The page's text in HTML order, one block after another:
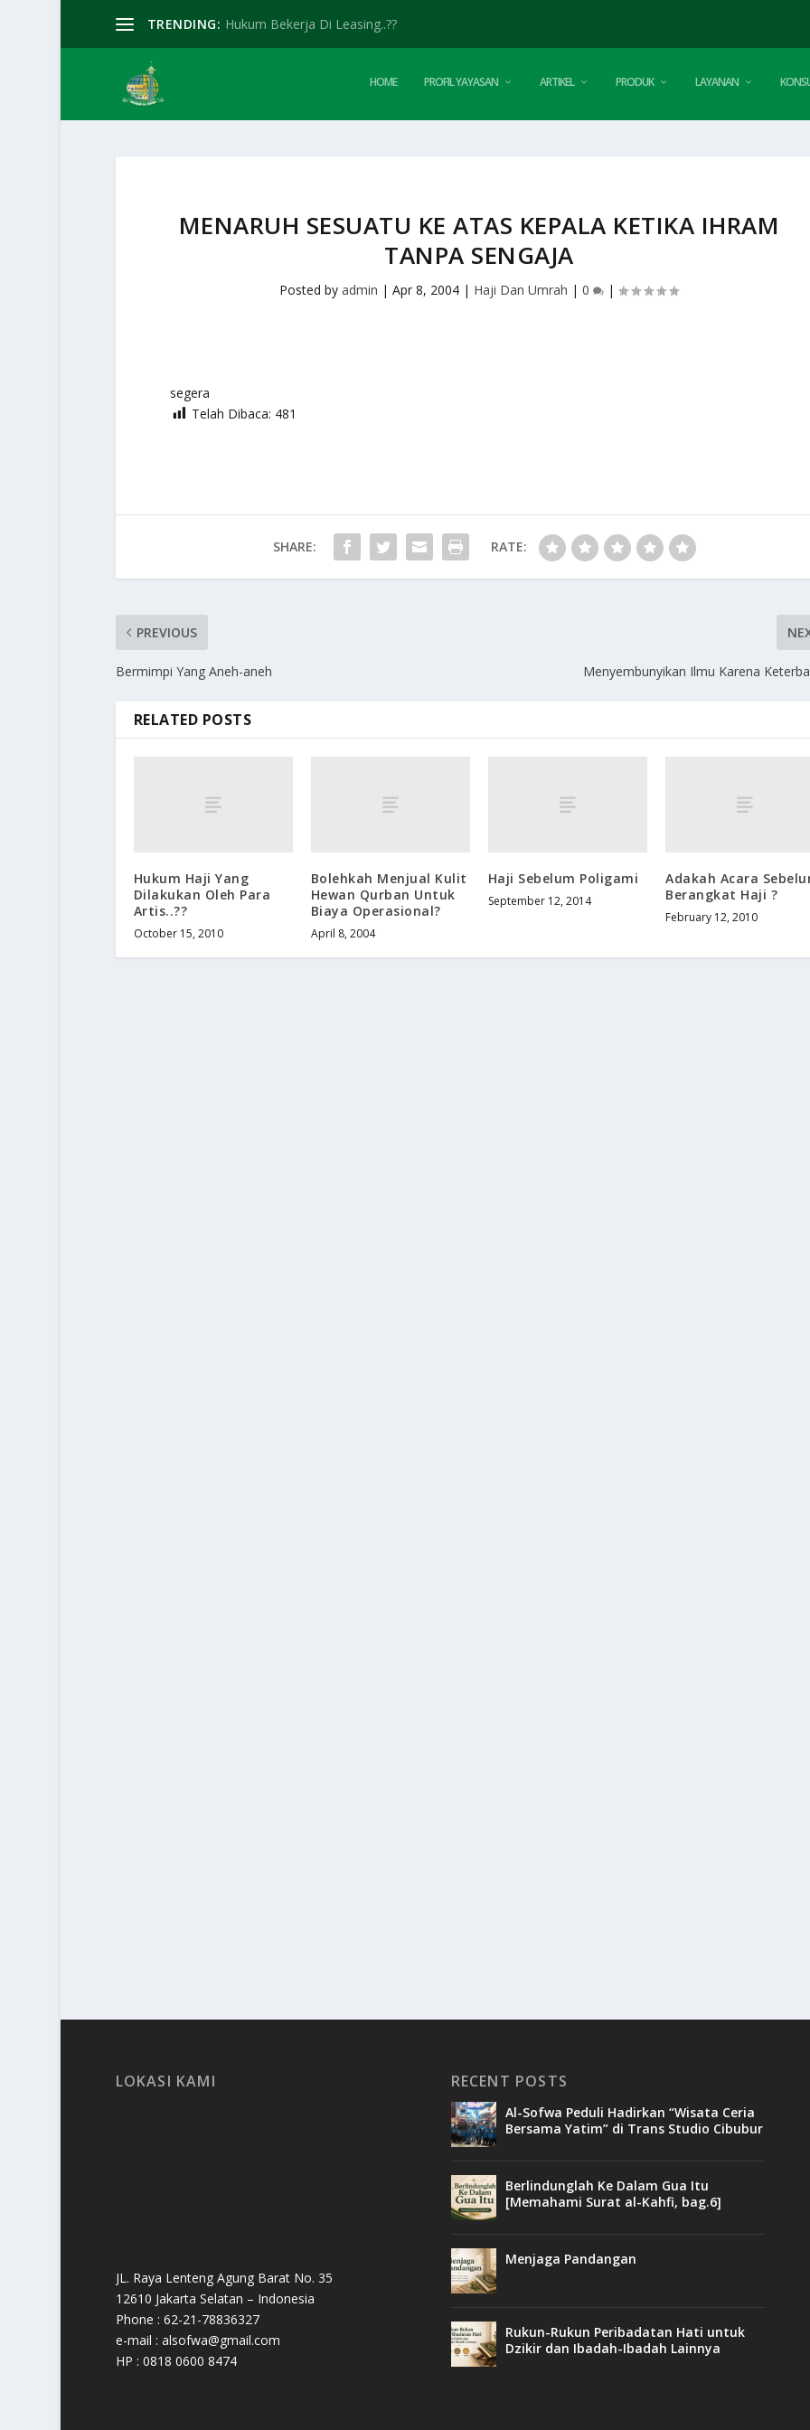
TRENDING: Hukum Bekerja Di Leasing..??
HOME PROFIL YAYASAN ARTIKEL PRODUK LAYANAN
MENARUH SESUATU KE ATAS KEPALA KETIKA IHRAM
TANPA SENGAJA
Posted byadmin |Apr 8, 2004 | Haji Dan Umrah |0 |
segera
Telah Dibaca: 481
SHARE: RATE:
PREVIOUS
Bermimpi Yang Aneh-aneh Menyembunyikan Ilmu Karena
RELATED POSTS
Hukum Haji Yang
Dilakukan Oleh Para
Artis..??
October 15, 2010
Bolehkah Menjual Kulit
Hewan Qurban Untuk
Biaya Operasional?
April 8, 2004
Haji Sebelum Poligami
September 12, 2014
Adakah Acara
Berangkat Haji ?
February 12, 2010
LOKASI KAMI
JL. Raya Lenteng Agung Barat No. 35
12610 Jakarta Selatan – Indonesia
Phone : 62-21-78836327
e-mail : alsofwa@gmail.com
HP : 0818 0600 8474
RECENT POSTS
Al-Sofwa Peduli Hadirkan “Wisata Ceria
Bersama Yatim” di Trans Studio Cibubur
Berlindunglah Ke Dalam Gua Itu
[Memahami Surat al-Kahfi, bag.6]
Menjaga Pandangan
Rukun-Rukun Peribadatan Hati untuk
Dzikir dan Ibadah-Ibadah Lainnya